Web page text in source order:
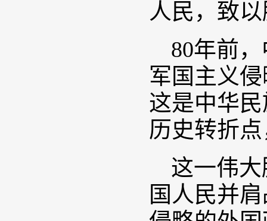
人民，致
80年前
军国主义
这是中华
历史转折
这一伟
国人民并